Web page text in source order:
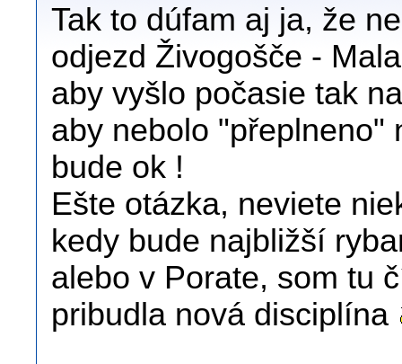
Tak to dúfam aj ja, že
odjezd Živogošče -
aby vyšlo počasie tak
aby nebolo "přeplneno"
bude ok !
Ešte otázka, neviete
kedy bude najbližší
alebo v Porate, som tu
pribudla nová disciplína